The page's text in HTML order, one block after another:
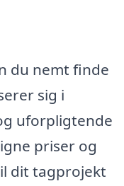
du nemt finde
sig i
uforpligtende
priser og
dit tagprojekt